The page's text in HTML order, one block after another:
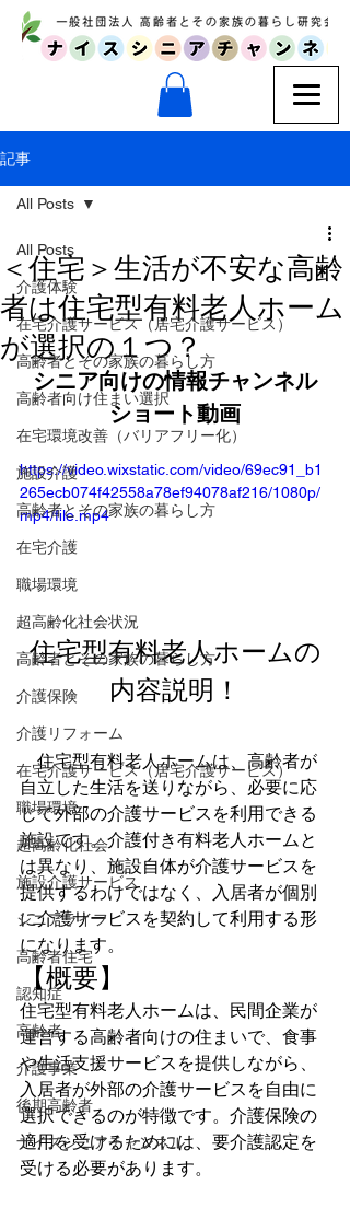
記事
All Posts
介護体験
在宅介護サービス（居宅介護サービス）
高齢者とその家族の暮らし方
高齢者向け住まい選択
在宅環境改善（バリアフリー化）
施設介護
高齢者とその家族の暮らし方
在宅介護
職場環境
超高齢化社会状況
高齢者とその家族の暮らし方
介護保険
介護リフォーム
在宅介護サービス（居宅介護サービス）
職場環境
超高齢化社会
施設介護サービス
シニアライフ
高齢者住宅
認知症
高齢者
介護事業
後期高齢者
ナイスシニアチャンネル
All Posts
＜住宅＞生活が不安な高齢
者は住宅型有料老人ホーム
が選択の１つ？
シニア向けの情報チャンネル
ショート動画
https://video.wixstatic.com/video/69ec91_b1
265ecb074f42558a78ef94078af216/1080p/
mp4/file.mp4
住宅型有料老人ホームの
内容説明！
住宅型有料老人ホームは、高齢者が
自立した生活を送りながら、必要に応
じて外部の介護サービスを利用できる
施設です。介護付き有料老人ホームと
は異なり、施設自体が介護サービスを
提供するわけではなく、入居者が個別
に介護サービスを契約して利用する形
になります。
【概要】
住宅型有料老人ホームは、民間企業が
運営する高齢者向けの住まいで、食事
や生活支援サービスを提供しながら、
入居者が外部の介護サービスを自由に
選択できるのが特徴です。介護保険の
適用を受けるためには、要介護認定を
受ける必要があります。